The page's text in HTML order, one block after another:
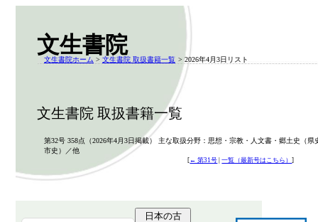
文生書院
文生書院 取扱書籍一覧
文生書院ホーム > 文生書院 取扱書籍一覧 > 2026年4月3日リスト
第32号 358点（2026年4月3日掲載） 主な取扱分野：思想・宗教・人文書・郷土史（県
市史）／他
[ ← 第31号 |一覧（最新号はこちら）]
日本の古